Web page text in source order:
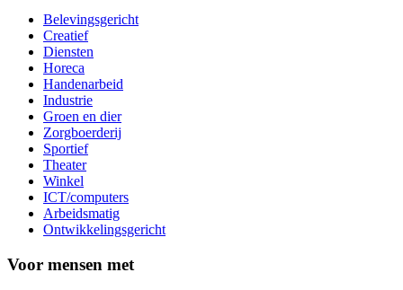
Belevingsgericht
Creatief
Diensten
Horeca
Handenarbeid
Industrie
Groen en dier
Zorgboerderij
Sportief
Theater
Winkel
ICT/computers
Arbeidsmatig
Ontwikkelingsgericht
Voor mensen met